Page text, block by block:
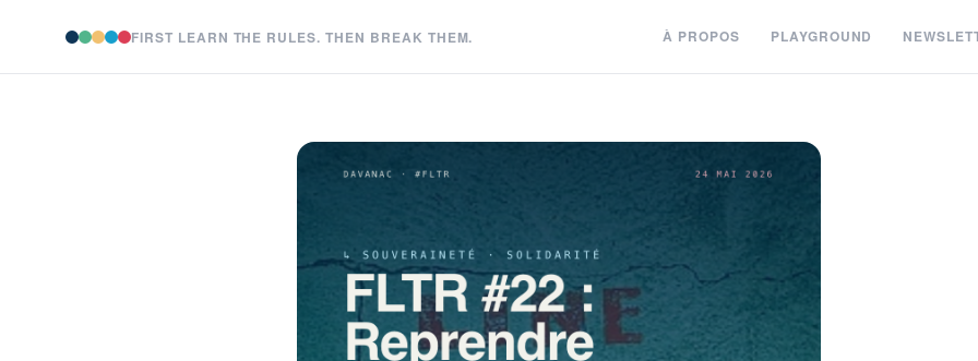
FIRST LEARN THE RULES. THEN BREAK THEM. À PROPOS PLAYGROUND